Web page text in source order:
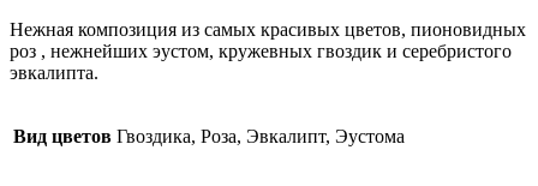
Нежная композиция из самых красивых цветов, пионовидных
роз , нежнейших эустом, кружевных гвоздик и серебристого
эвкалипта.
Вид цветов Гвоздика, Роза, Эвкалипт, Эустома